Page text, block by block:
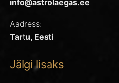
info@astrolaegas.ee
Aadress:
Tartu, Eesti
Jälgi lisaks